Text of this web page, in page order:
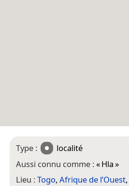
Type :
localité
Aussi connu comme :«Hla»
Lieu :Togo, Afrique de l’Ouest,